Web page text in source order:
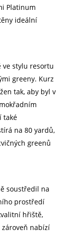
Platinum
ideální
ve stylu resortu
greeny. Kurz
tak, aby byl v
také
na 80 yardů,
greenů
soustředil na
prostředí
hřiště,
nabízí